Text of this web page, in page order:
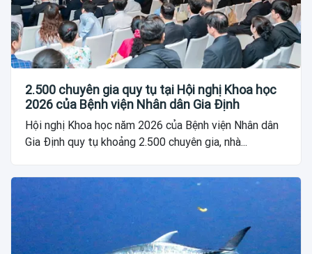
2.500 chuyên gia quy tụ tại Hội nghị Khoa học
2026 của Bệnh viện Nhân dân Gia Định
Hội nghị Khoa học năm 2026 của Bệnh viện Nhân dân
Gia Định quy tụ khoảng 2.500 chuyên gia, nhà...